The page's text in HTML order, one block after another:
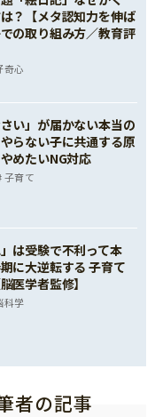
？【メタ認知力を伸ば
の取り組み方／教育評
奇心
さい」が届かない本当の
らない子に共通する原
めたいNG対応
子育て
」は受験で不利って本
に大逆転する 子育て
医学者監修】
科学
者の記事